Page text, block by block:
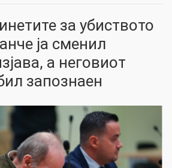
за убиството
ја сменил
а неговиот
запознаен